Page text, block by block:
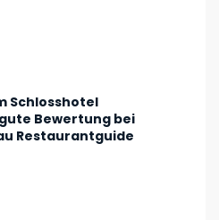
Schlosshotel
Bewertung bei
Restaurantguide